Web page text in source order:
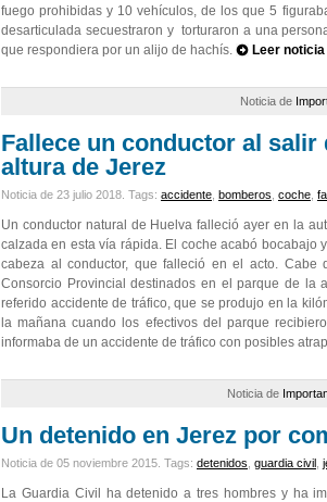
fuego prohibidas y 10 vehículos, de los que 5
desarticulada secuestraron y torturaron a una
que respondiera por un alijo de hachís.
Leer
Noticia de
Fallece un conductor al salir
altura de Jerez
Noticia de 23 julio 2018. Tags: accidente bomberos coche
Un conductor natural de Huelva falleció ayer en la
calzada en esta vía rápida. El coche acabó bocabajo
cabeza al conductor, que falleció en el acto. Cabe
Consorcio Provincial destinados en el parque de la
referido accidente de tráfico, que se produjo en la
la mañana cuando los efectivos del parque
informaba de un accidente de tráfico con posibles
Noticia de
Un detenido en Jerez por
Noticia de 05 noviembre 2015. Tags: detenidos guardia civil
La Guardia Civil ha detenido a tres hombres y ha